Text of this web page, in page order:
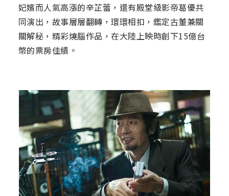
妃嬪而人氣高漲的辛芷蕾，還有殿堂級影帝葛優共
同演出，故事層層翻轉，環環相扣，鑑定古董兼關
關解秘，精彩燒腦作品，在大陸上映時創下15億台
幣的票房佳績。